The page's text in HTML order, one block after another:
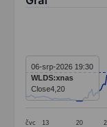
Line chart
The chart has
The chart has
čvc 13 20
06-srp-2026 19:30
WLDS:xnas
Close4,20